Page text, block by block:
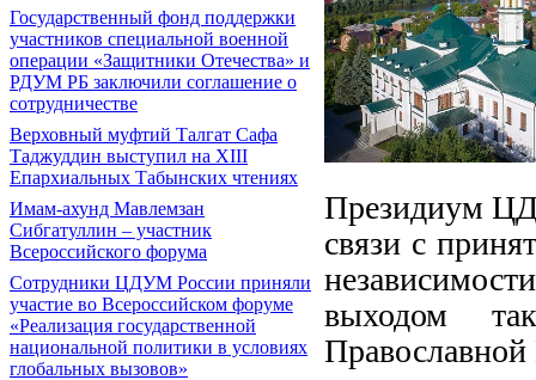
Государственный фонд поддержки
участников специальной военной
операции «Защитники Отечества» и
РДУМ РБ заключили соглашение о
сотрудничестве
Верховный муфтий Талгат Сафа
Таджуддин выступил на ХIII
Епархиальных Табынских чтениях
Имам-ахунд Мавлемзан
Сибгатуллин – участник
Всероссийского форума
Сотрудники ЦДУМ России приняли
участие во Всероссийском форуме
«Реализация государственной
национальной политики в условиях
глобальных вызовов»
Президиум
связи с
выходом